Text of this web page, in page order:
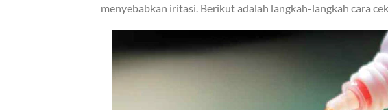
menyebabkan iritasi. Berikut adalah langkah-langkah cara